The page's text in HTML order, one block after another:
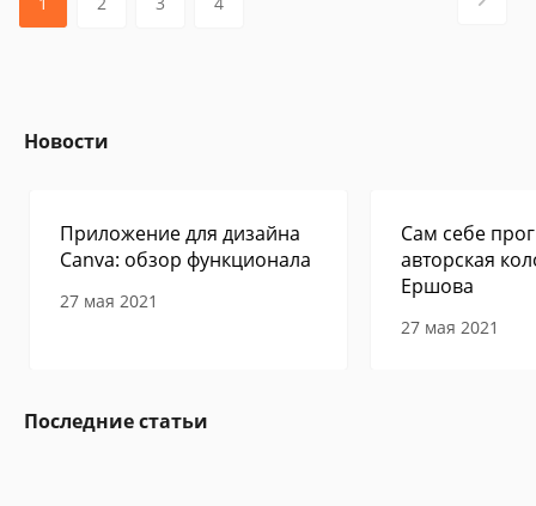
Новости
Приложение для дизайна
Canva: обзор функционала
27 мая 2021
Сам себе
авторская
Ершова
27 мая 2021
Последние статьи